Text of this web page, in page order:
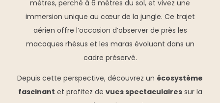
mètres, perché à 6 mètres du sol, et vivez une
immersion unique au cœur de la jungle. Ce trajet
aérien offre l’occasion d’observer de près les
macaques rhésus et les maras évoluant dans un
cadre préservé.
Depuis cette perspective, découvrez un écosystème
fascinant et profitez de vues spectaculairessur la